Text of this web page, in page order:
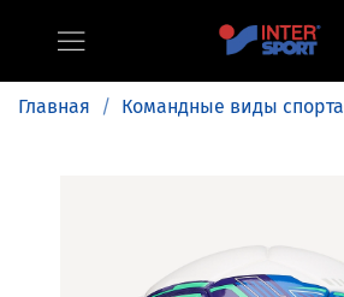
Главная Командные виды спорта